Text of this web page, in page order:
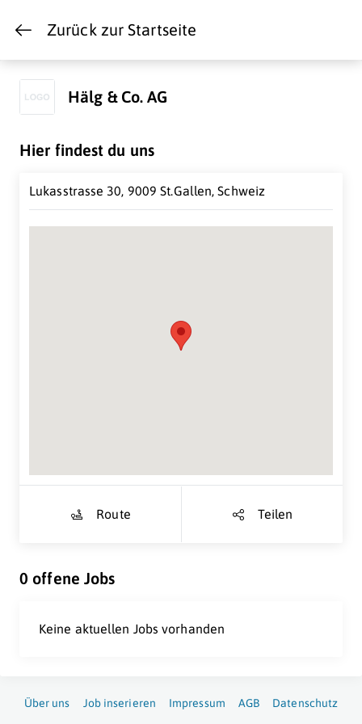
Zurück zur Startseite
Hälg & Co. AG
Hier findest du uns
Lukasstrasse 30, 9009 St.Gallen, Schweiz
Route Teilen
0 offene Jobs
Keine aktuellen Jobs vorhanden
Über uns Job inserieren Impressum AGB Datenschutz